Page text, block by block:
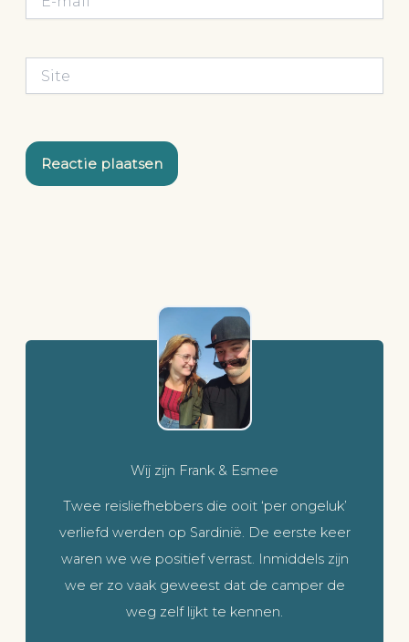
mail*
Wij zijn Frank & Esmee
Twee reisliefhebbers die ooit ‘per ongeluk’
verliefd werden op Sardinië. De eerste keer
waren we we positief verrast. Inmiddels zijn
we er zo vaak geweest dat de camper de
weg zelf lijkt te kennen.